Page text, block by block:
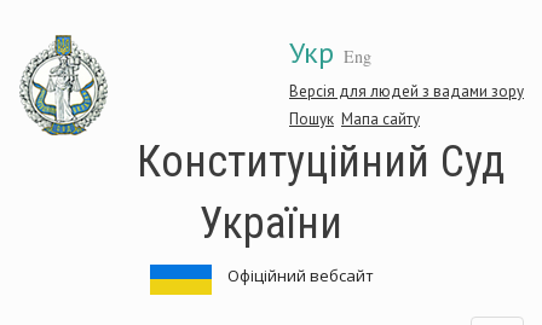
основного
матеріалу
Укр Eng
Версія для людей з вадами зору
Пошук Мапа сайту
Конституційний Суд
України
Офіційний вебсайт